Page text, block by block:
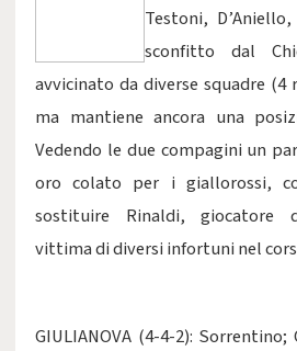
Testoni,
sconfitto dal
avvicinato da diverse squadre (4
ma mantiene ancora una
Vedendo le due compagini un
oro colato per i giallorossi,
sostituire Rinaldi, giocatore
vittima di diversi infortuni nel
GIULIANOVA (4-4-2): Sorrentino;